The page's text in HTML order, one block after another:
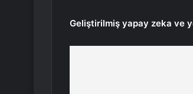
Geliştirilmiş yapay zeka ve